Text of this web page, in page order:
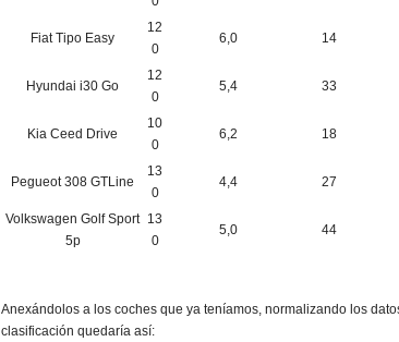
Fiat Tipo Easy
12
0
6,0 14
Hyundai i30 Go
12
0
5,4 33
Kia Ceed Drive
10
0
6,2 18
Pegueot 308 GTLine
13
0
4,4 27
Volkswagen Golf Sport
5p
13
0
5,0 44
Anexándolos a los coches que ya teníamos, normalizando los
clasificación quedaría así: